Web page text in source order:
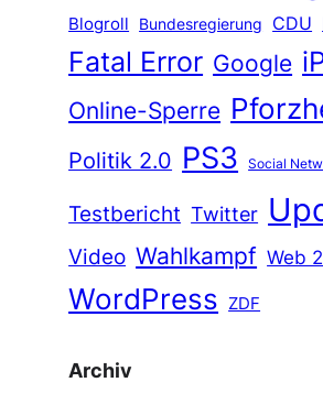
Blogroll Bundesregierung CDU
Fatal Error Google
Online-Sperre
Politik 2.0 PS3 Social
Testbericht Twitter
Video Wahlkampf Web
WordPress ZDF
Archiv